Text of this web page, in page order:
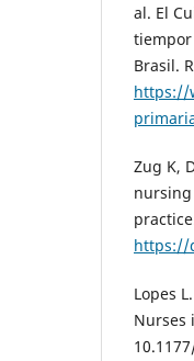
al. El
tiempor
Brasil.
https://
Zug K,
https://
Lopes
Nurses